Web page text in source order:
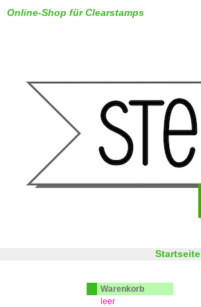
Online-Shop für Clearstamps
Startseite
Warenkorb
leer